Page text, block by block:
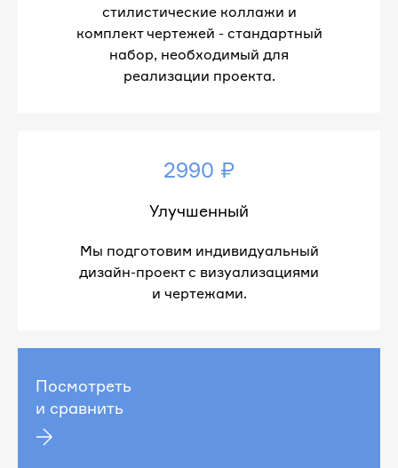
стилистические коллажи и
комплект чертежей - стандартный
набор, необходимый для
реализации проекта.
2990 ₽
Улучшенный
Мы подготовим индивидуальный
дизайн-проект с визуализациями
и чертежами.
Посмотреть
и сравнить